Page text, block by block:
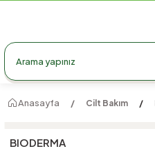
990 TL
990 TL Üzeri Ücretsiz Kargo
Anasayfa Cilt Bakım
BIODERMA